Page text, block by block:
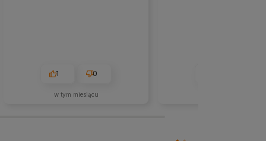
1 0
w tym miesiącu